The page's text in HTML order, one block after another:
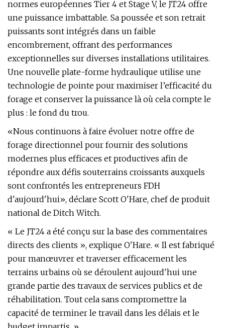
normes européennes Tier 4 et Stage V, le JT24 offre
une puissance imbattable. Sa poussée et son retrait
puissants sont intégrés dans un faible
encombrement, offrant des performances
exceptionnelles sur diverses installations utilitaires.
Une nouvelle plate-forme hydraulique utilise une
technologie de pointe pour maximiser l’efficacité du
forage et conserver la puissance là où cela compte le
plus : le fond du trou.
«Nous continuons à faire évoluer notre offre de
forage directionnel pour fournir des solutions
modernes plus efficaces et productives afin de
répondre aux défis souterrains croissants auxquels
sont confrontés les entrepreneurs FDH
d'aujourd'hui», déclare Scott O'Hare, chef de produit
national de Ditch Witch.
« Le JT24 a été conçu sur la base des commentaires
directs des clients », explique O'Hare. « Il est fabriqué
pour manœuvrer et traverser efficacement les
terrains urbains où se déroulent aujourd'hui une
grande partie des travaux de services publics et de
réhabilitation. Tout cela sans compromettre la
capacité de terminer le travail dans les délais et le